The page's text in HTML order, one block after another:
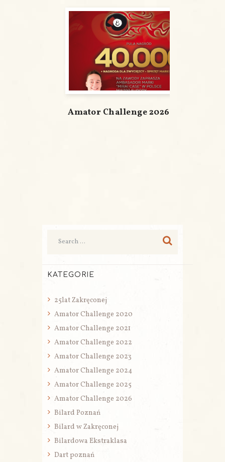
Amator Challenge 2026
KATEGORIE
25lat Zakręconej
Amator Challenge 2020
Amator Challenge 2021
Amator Challenge 2022
Amator Challenge 2023
Amator Challenge 2024
Amator Challenge 2025
Amator Challenge 2026
Bilard Poznań
Bilard w Zakręconej
Bilardowa Ekstraklasa
Dart poznań